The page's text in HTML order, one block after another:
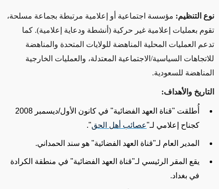
نوع التنظيم: مؤسسة اجتماعية أو إعلامية مرتبطة بجماعة مسلحة،
تقوم بعمليات إعلامية غير حركية (أنشطة ودعاية إعلامية). كما
تدعم العمليات المحلية المناهضة للولايات المتحدة والمناهضة
للاتجاهات السياسية/الاجتماعية المعتدلة، والعمليات الخارجية
المناهضة للسعودية.
التاريخ والأهداف:
أُطلقت "قناة العهد الفضائية" في كانون الأول/ديسمبر 2008
كجناح إعلامي لـ"عصائب أهل الحق".
المدير العام لـ"قناة العهد الفضائية" هو سند الحمداني.
يقع المقر الرئيسي لـ"قناة العهد الفضائية" في منطقة الكرادة
في بغداد.